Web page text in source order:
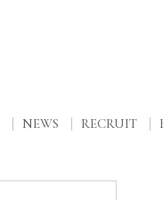
NEWS RECRUIT